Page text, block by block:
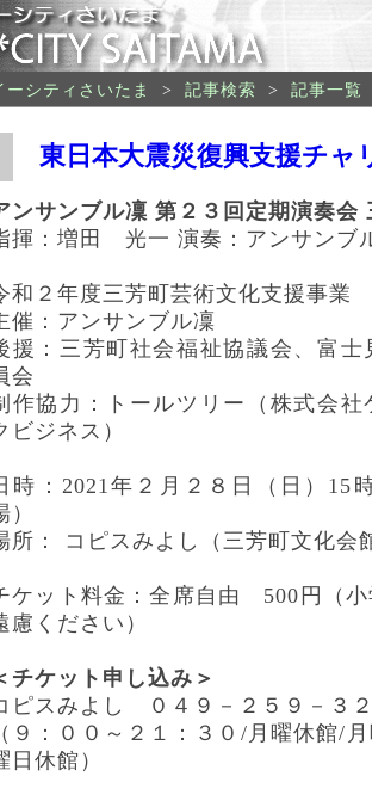
ーシティさいたま > 記事検索 > 記事一覧
東日本大震災復興支援チャ
ンサンブル凜 第２３回定期演奏会
揮：増田 光一 演奏：アンサンブ
和２年度三芳町芸術文化支援事業
催：アンサンブル凜
援：三芳町社会福祉協議会、富
会
作協力：トールツリー（株式会
ビジネス）
時：2021年２月２８日（日）15
）
所： コピスみよし（三芳町文化会
ケット料金：全席自由 500円（
慮ください）
チケット申し込み＞
ピスみよし ０４９－２５９－３
（９：００～２１：３０/月曜休館/
日休館）